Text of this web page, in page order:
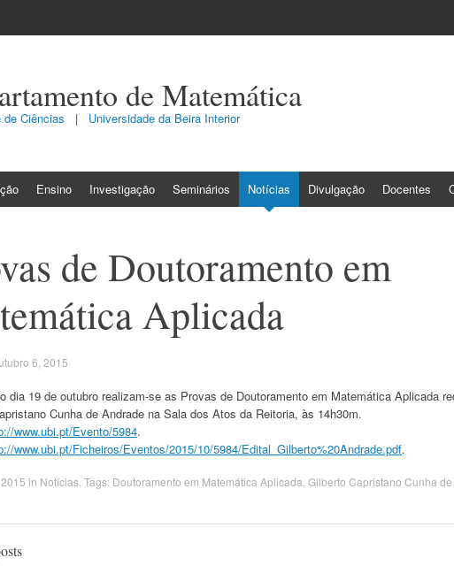
de Matemática
de Ciências | Universidade da Beira Interior
Ensino Investigação Seminários Notícias Divulgação Docentes
de Doutoramento em
Aplicada
6, 2015
dia 19 de outubro realizam-se as Provas de Doutoramento em Matemática Aplicada
Cunha de Andrade na Sala dos Atos da Reitoria, às 14h30m.
www.ubi.pt/Evento/5984.
www.ubi.pt/Ficheiros/Eventos/2015/10/5984/Edital_Gilberto%20Andrade.pdf.
in Notícias . Tags: Doutoramento em Matemática Aplicada Gilberto Capristano Cunha